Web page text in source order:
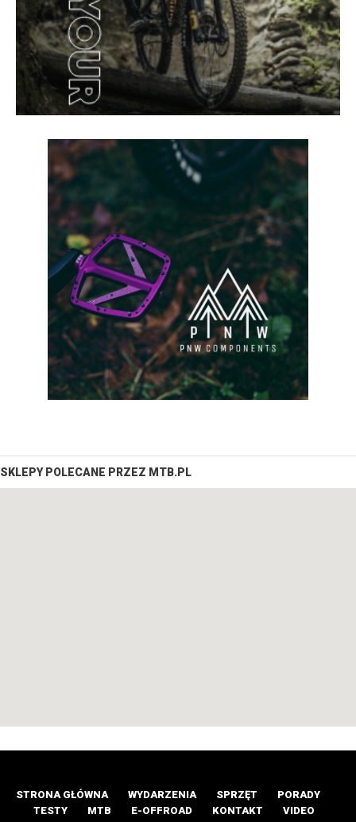
SKLEPY POLECANE PRZEZ MTB.PL
STRONA GŁÓWNA WYDARZENIA SPRZĘT
PORADY
TESTY
MTB E-OFFROAD KONTAKT VIDEO